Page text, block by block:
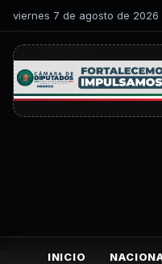
viernes 7 de agosto de 2026
INICIO